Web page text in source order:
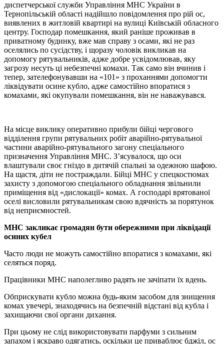
диспетчерської служби Управління МНС України в
Тернопільській області надійшло повідомлення про рій ос,
виявлених в житловій квартирі на вулиці Київській обласного
центру. Господар помешкання, який раніше проживав в
приватному будинку, вже мав справу з осами, які не раз
оселялись по сусідству, і щоразу чоловік викликав на
допомогу рятувальників, адже добре усвідомлював, яку
загрозу несуть ці небезпечні комахи. Так само він вчинив і
тепер, зателефонувавши на «101» з проханнями допомогти
ліквідувати осине кубло, адже самостійно впоратися з
комахами, які окупували помешкання, він не наважувався.
На місце виклику оперативно прибули бійці чергового
відділення групи рятувальних робіт аварійно-рятувальної
частини аварійно-рятувального загону спеціального
призначення Управління МНС. З’ясувалося, що оси
влаштували своє гніздо в дитячій спальні за одежною шафою.
На щастя, діти не постраждали. Бійці МНС у спецкостюмах
захисту з допомогою спеціального обладнання звільнили
приміщення від «дислокації» комах. А господарі врятованої
оселі висловили рятувальникам свою вдячність за порятунок
від неприємностей.
МНС закликає громадян бути обережними при ліквідації
осиних кубел
Часто люди не можуть самостійно впоратися з комахами, які
селяться поряд.
Працівники МНС наполегливо радять не зачіпати їх вдень.
Обприскувати кубло можна будь-яким засобом для знищення
комах увечері, знаходячись на безпечній відстані від кубла і
захищаючи свої органи дихання.
При цьому не слід використовувати парфуми з сильним
запахом і яскраво одягатись, оскільки це приваблює бджіл, ос